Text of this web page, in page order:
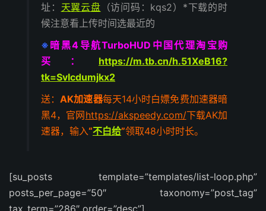
址： 天翼云盘 （访问码：kqs2）*下载的时
候注意看上传时间选最近的
※ 暗黑4导航TurboHUD中国代理淘宝购
买： https://m.tb.cn/h.51XeB16?
tk=SvIcdumjkx2
送：AK加速器每天14小时白嫖免费加速器暗
黑4，官网https://akspeedy.com/下载AK加
速器，输入“不白给”领取48小时时长。
[su_posts template=”templates/list-loop.php”
posts_per_page=”50″ taxonomy=”post_tag”
tax_term=”286″ order=”desc”]